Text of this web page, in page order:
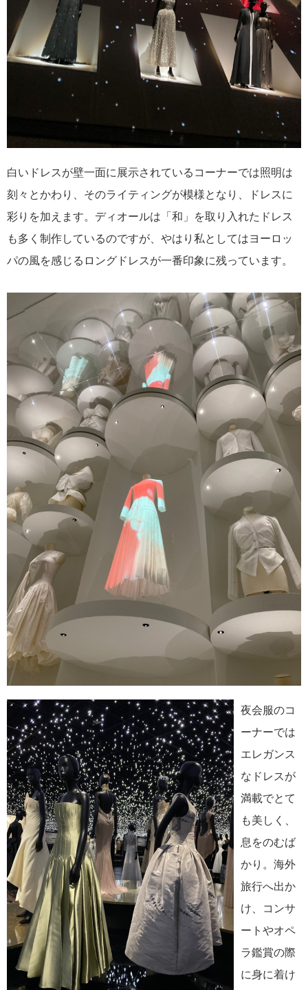
白いドレスが壁一面に展示されているコーナーでは照明は
刻々とかわり、そのライティングが模様となり、ドレスに
彩りを加えます。ディオールは「和」を取り入れたドレス
も多く制作しているのですが、やはり私としてはヨーロッ
パの風を感じるロングドレスが一番印象に残っています。
夜会服のコ
ーナーでは
エレガンス
なドレスが
満載でとて
も美しく、
息をのむば
かり。海外
旅行へ出か
け、コンサ
ートやオペ
ラ鑑賞の際
に身に着け